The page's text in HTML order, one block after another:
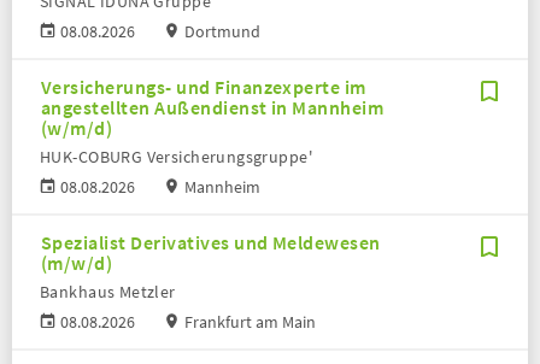
08.08.2026
Dortmund
Versicherungs- und Finanzexperte im
angestellten Außendienst in Mannheim
(w/m/d)
08.08.2026
HUK-COBURG Versicherungsgruppe'
Mannheim
Spezialist Derivatives und Meldewesen
(m/w/d)
08.08.2026
Bankhaus Metzler
Frankfurt am Main